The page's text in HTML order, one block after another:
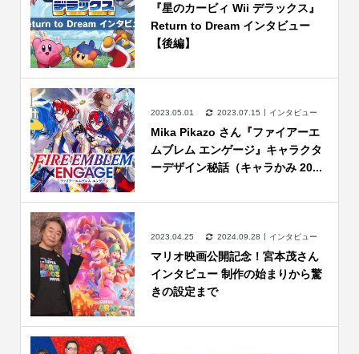
『星のカービィ Wii デラックス』
Return to Dream インタビュー
【後編】
2023.05.01 2023.07.15 インタビュー
Mika Pikazo さん『ファイアーエ
ムブレム エンゲージ』キャラクタ
ーデザイン秘話（キャラかみ 20...
2023.04.25 2024.09.28 インタビュー
マリオ映画公開記念！宮本茂さん
インタビュー 制作の始まりから驚
きの設定まで